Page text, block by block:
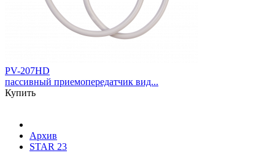
PV-207HD
пассивный приемопередатчик вид...
Купить
Архив
STAR 23